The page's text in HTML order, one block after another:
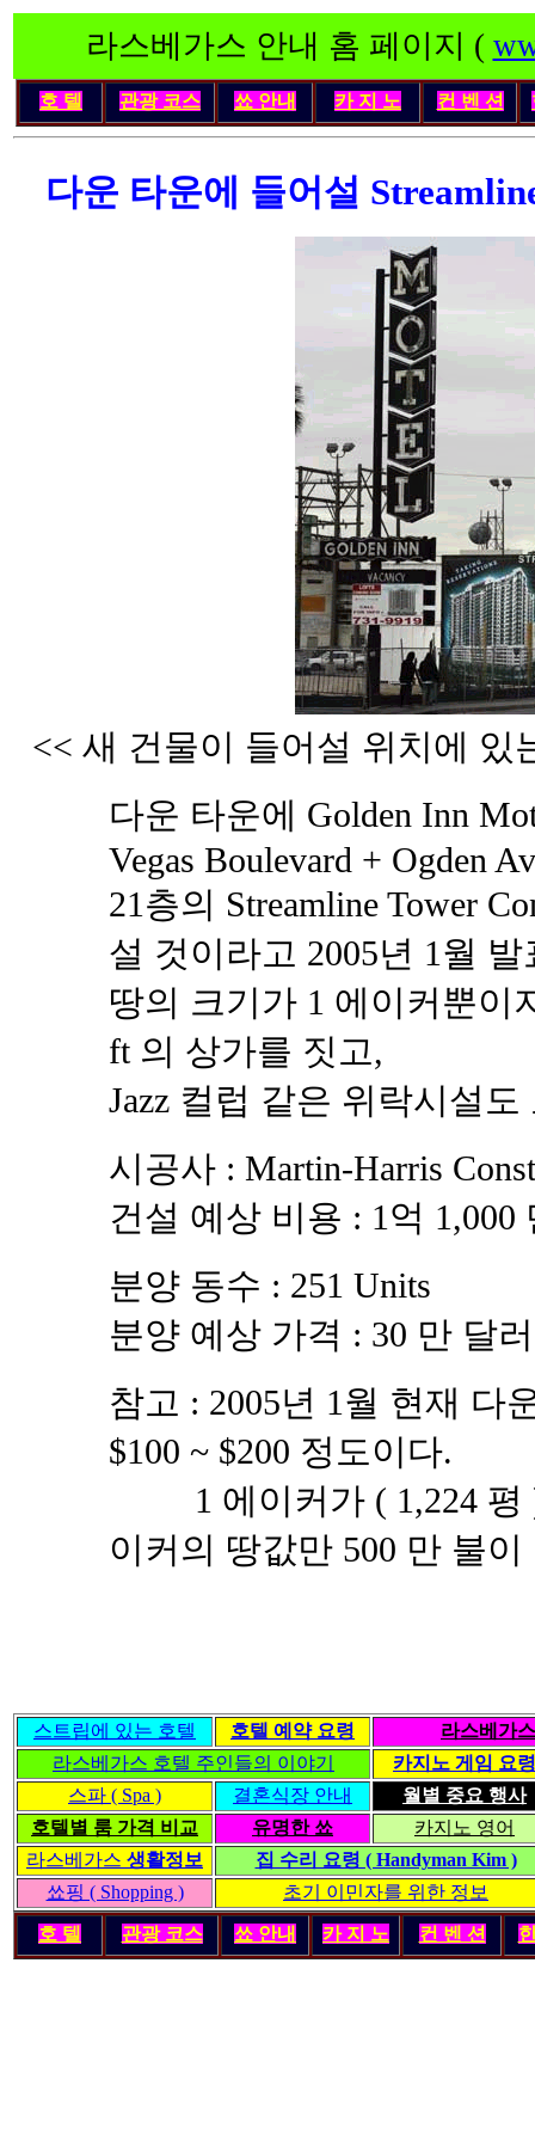
라스베가스 안내 홈 페이지 (
호 텔 관광 코스 쑈 안내 카 지 노 컨 벤 션
다운 타운에 들어설
<< 새 건물이 들어설 위치에 있
다운 타운에 Golden Inn
Vegas Boulevard + Ogden
21층의 Streamline Tower
설 것이라고 2005년 1월
땅의 크기가 1 에이커뿐이
ft 의 상가를 짓고,
Jazz 컬럽 같은 위락시설
시공사 : Martin-Harris
건설 예상 비용 : 1억 1,000
분양 동수 : 251 Units
분양 예상 가격 : 30 만 달
참고 : 2005년 1월 현재 다
$100 ~ $200 정도이다.
1 에이커가 ( 1,224 평 )
이커의 땅값만 500 만 불이
스트립에 있는 호텔 호텔 예약 요령
라스베가
라스베가스 호텔 주인들의 이야기
카지노 게임 요령
스파 ( Spa )
결혼식장 안내
월별 중요 행사
호텔별 룸 가격 비교
유명한 쑈
카지노 영어
라스베가스 생활정보
집 수리 요령 ( Handyman Kim )
쑈핑 ( Shopping )
초기 이민자를 위한 정보
호 텔 관광 코스 쑈 안내 카 지 노 컨 벤 션